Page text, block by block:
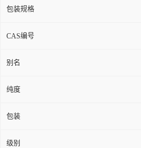
包装规格
CAS编号
别名
纯度
包装
级别